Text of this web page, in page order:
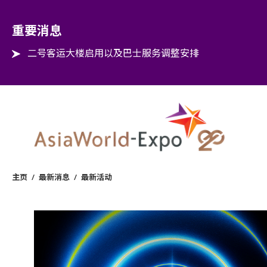
重要消息
二号客运大楼启用以及巴士服务调整安排
主页 / 最新消息 / 最新活动